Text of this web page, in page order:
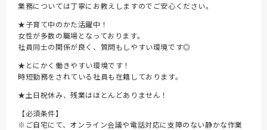
業務については丁寧にお教えしますのでご安心ください。
★子育て中のかた活躍中！
女性が多数の職場となっております。
社員同士の関係が良く、質問もしやすい環境です◎
★とにかく働きやすい環境です！
時短勤務をされている社員も在籍しております。
★土日祝休み、残業はほとんどありません！
【必須条件】
※ご自宅にて、オンライン会議や電話対応に支障のない静かな作業